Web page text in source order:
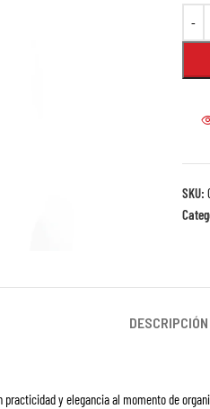
SKU:
DESCRIPCIÓN
y elegancia al momento de